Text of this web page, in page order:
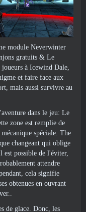
module Neverwinter
gratuits & Le
à Icewind Dale,
et faire face aux
mais aussi survivre au
dans le jeu: Le
zone est remplie de
spéciale. The
changeant qui oblige
possible de l'éviter,
attendre
cela signifie
obtenues en ouvrant
de glace. Donc, les